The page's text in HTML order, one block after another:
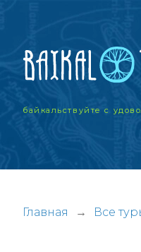
байкальствуйтес
Главная → Все